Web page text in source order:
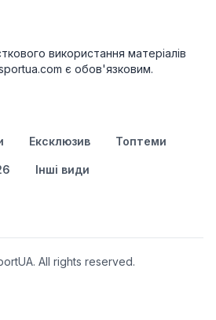
використання матеріалів
є обов'язковим.
Ексклюзив Топтеми
Інші види
All rights reserved.